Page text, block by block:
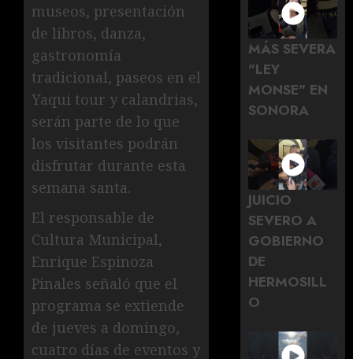
museos, presentación
de libros, danza,
gastronomía
tradicional, paseos en el
Yaqui tour y calandrias,
serán parte de lo que
los visitantes podrán
disfrutar durante esta
semana santa.
El responsable de
Cultura Municipal,
Enrique Espinoza
Pinales señaló que el
programa se extiende
de jueves a domingo,
cuatro días de eventos y
MÁS SEVERA
"LEY
MONSE" EN
SONORA
JUICIO
SEVERO A
GOBIERNO
DE
HERMOSILL
O